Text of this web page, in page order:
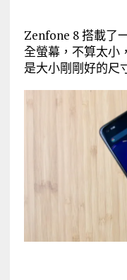
Zenfone 8 搭載了
全螢幕，不算太小
是大小剛剛好的尺